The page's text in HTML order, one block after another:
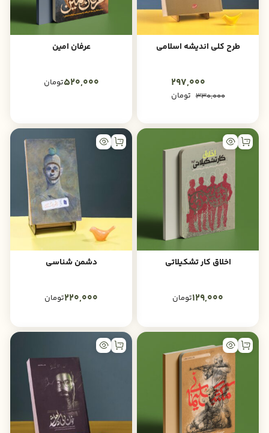
طرح کلی اندیشه اسلامی
297,000
330,000 تومان
عرفان امین
520,000تومان
اخلاق کار تشکیلاتی
129,000تومان
دشمن شناسی
220,000تومان